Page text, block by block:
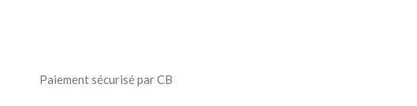
Paiement sécurisé par CB